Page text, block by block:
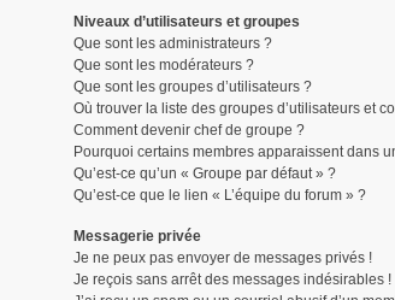
Niveaux d’utilisateurs et groupes
Que sont les administrateurs ?
Que sont les modérateurs ?
Que sont les groupes d’utilisateurs ?
Où trouver la liste des groupes d’utilisateurs et
Comment devenir chef de groupe ?
Pourquoi certains membres apparaissent dans
Qu’est-ce qu’un « Groupe par défaut » ?
Qu’est-ce que le lien « L’équipe du forum » ?
Messagerie privée
Je ne peux pas envoyer de messages privés !
Je reçois sans arrêt des messages indésirables !